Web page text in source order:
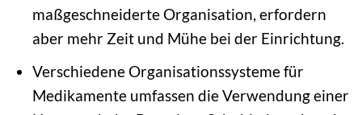
maßgeschneiderte Organisation, erfordern
aber mehr Zeit und Mühe bei der Einrichtung.
Verschiedene Organisationssysteme für
Medikamente umfassen die Verwendung einer